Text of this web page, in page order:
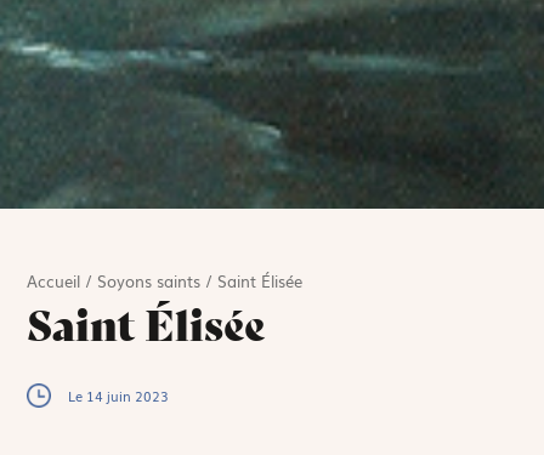
Accueil / Soyons saints / Saint Élisée
Saint Élisée
Le 14 juin 2023